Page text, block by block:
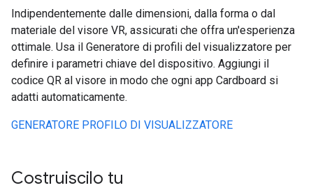
Indipendentemente dalle dimensioni, dalla forma o dal
materiale del visore VR, assicurati che offra un'esperienza
ottimale. Usa il Generatore di profili del visualizzatore per
definire i parametri chiave del dispositivo. Aggiungi il
codice QR al visore in modo che ogni app Cardboard si
adatti automaticamente.
GENERATORE PROFILO DI VISUALIZZATORE
Costruiscilo tu